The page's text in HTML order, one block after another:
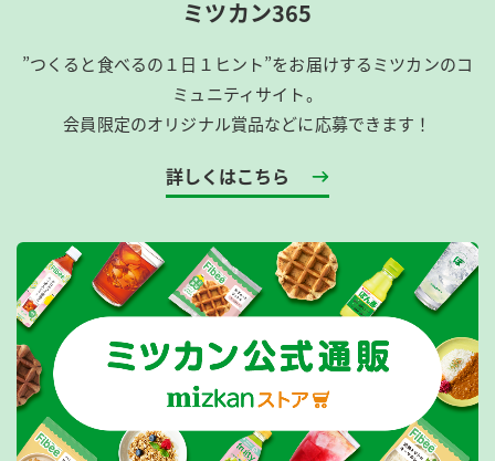
ミツカン365
”つくると食べるの１日１ヒント”をお届けするミツカンのコ
ミュニティサイト。
会員限定のオリジナル賞品などに応募できます！
詳しくはこちら